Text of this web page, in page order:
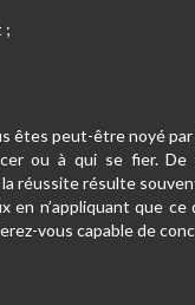
;
peut-être noyé
ou à qui se fier.
réussite résulte
en n’appliquant que
vous capable de